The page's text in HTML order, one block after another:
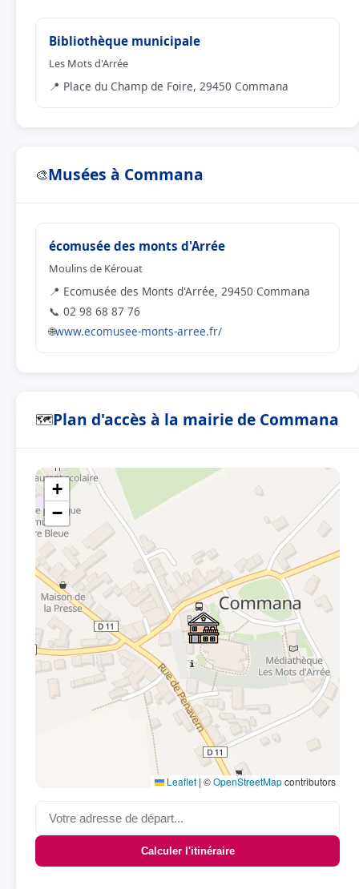
Bibliothèque municipale
Les Mots d'Arrée
📍 Place du Champ de Foire, 29450 Commana
🎨Musées à Commana
écomusée des monts d'Arrée
Moulins de Kérouat
📍 Ecomusée des Monts d'Arrée, 29450 Commana
📞 02 98 68 87 76
🌐www.ecomusee-monts-arree.fr/
🗺Plan d'accès à la mairie de Commana
+
−
Leaflet | ©OpenStreetMapcontributors
Calculer l'itinéraire